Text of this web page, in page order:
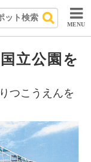
MENU
立公園を
つこうえんを